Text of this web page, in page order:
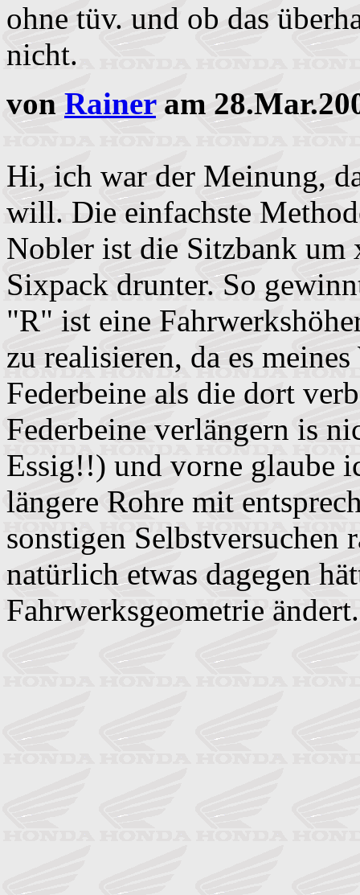
ohne tüv. und ob das
nicht.
von Raineram
Hi, ich war der Meinung,
will. Die einfachste
Nobler ist die Sitzbank um
Sixpack drunter. So
"R" ist eine
zu realisieren, da es
Federbeine als die dort
Federbeine verlängern is
Essig!!) und vorne glaube
längere Rohre mit
sonstigen Selbstversuchen
natürlich etwas dagegen
Fahrwerksgeometrie ändert.